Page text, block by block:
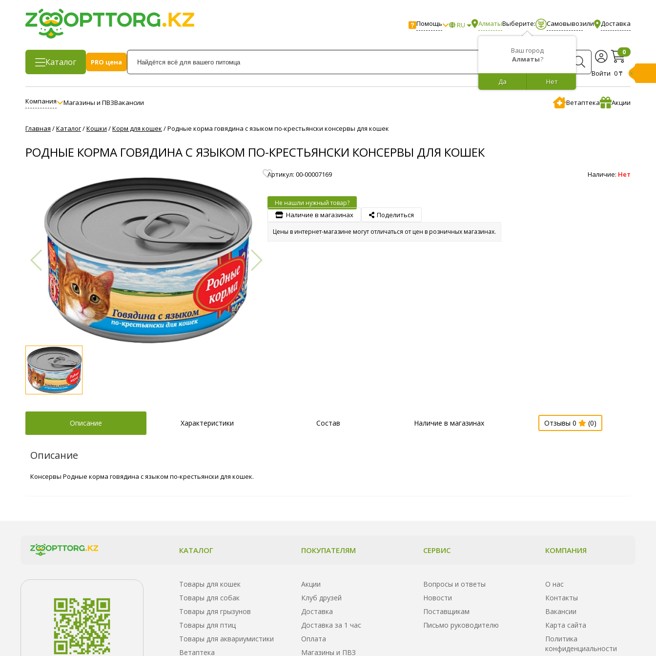
Помощь RU Алматы
Ваш город
Алматы?
Нет
Да
Выберите: Самовывозили Доставка
Каталог
PRO цена
Войти
0
0 ₸
Компания Магазины и ПВЗВакансии Ветаптека Акции
Главная /Каталог/Кошки /Корм для кошек /Родные корма говядина с языком по-крестьянски консервы для кошек
РОДНЫЕ КОРМА ГОВЯДИНА С ЯЗЫКОМ ПО-КРЕСТЬЯНСКИ КОНСЕРВЫ ДЛЯ КОШЕК
Артикул: 00-00007169 Наличие: Нет
Не нашли нужный товар?
Наличие в магазинах Поделиться
Цены в интернет-магазине могут отличаться от цен в розничных магазинах.
Описание Характеристики Состав Наличие в магазинах Отзывы 0 (0)
Описание
Консервы Родные корма говядина с языком по-крестьянски для кошек.
КАТАЛОГ
Товары для кошек
Товары для собак
Товары для грызунов
Товары для птиц
Товары для аквариумистики
Ветаптека
ПОКУПАТЕЛЯМ
Акции
Клуб друзей
Доставка
Доставка за 1 час
Оплата
Магазины и ПВЗ
СЕРВИС
Вопросы и ответы
Новости
Поставщикам
Письмо руководителю
КОМПАНИЯ
О нас
Контакты
Вакансии
Карта сайта
Политика
конфиденциальности